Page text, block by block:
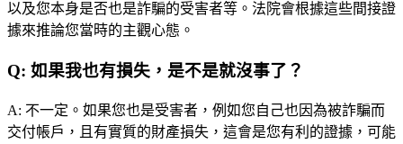
以及您本身是否也是詐騙的受害者等。法院會根據這些間接證
據來推論您當時的主觀心態。
Q: 如果我也有損失，是不是就沒事了？
A: 不一定。如果您也是受害者，例如您自己也因為被詐騙而
交付帳戶，且有實質的財產損失，這會是您有利的證據，可能